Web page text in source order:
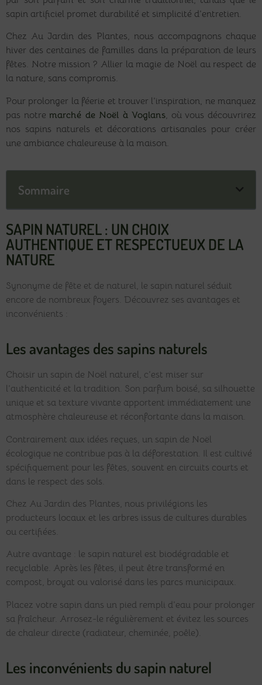
sapin artificiel promet durabilité et simplicité d’entretien.
Chez Au Jardin des Plantes, nous accompagnons chaque
hiver des centaines de familles dans la préparation de leurs
fêtes. Notre mission ? Allier la magie de Noël au respect de
la nature, sans compromis.
Pour prolonger la féerie et trouver l’inspiration, ne manquez
pas notre marché de Noël à Voglans, où vous découvrirez
nos sapins naturels et décorations artisanales pour créer
une ambiance chaleureuse à la maison.
Sommaire
SAPIN NATUREL : UN CHOIX
AUTHENTIQUE ET RESPECTUEUX DE LA
NATURE
Synonyme de fête et de naturel, le sapin naturel séduit
encore de nombreux foyers. Découvrez ses avantages et
inconvénients :
Les avantages des sapins naturels
Choisir un sapin de Noël naturel, c’est miser sur
l’authenticité et la tradition. Son parfum boisé, sa silhouette
unique et sa texture vivante apportent immédiatement une
atmosphère chaleureuse et réconfortante dans la maison.
Contrairement aux idées reçues, un sapin de Noël
écologique ne contribue pas à la déforestation. Il est cultivé
spécifiquement pour les fêtes, souvent en circuits courts et
dans le respect des sols.
Chez Au Jardin des Plantes, nous privilégions les
producteurs locaux et les arbres issus de cultures durables
ou certifiées.
Autre avantage : le sapin naturel est biodégradable et
recyclable. Après les fêtes, il peut être transformé en
compost, broyat ou valorisé dans les parcs municipaux.
Placez votre sapin dans un pied rempli d’eau pour prolonger
sa fraîcheur. Arrosez-le régulièrement et évitez les sources
de chaleur directe (radiateur, cheminée, poêle).
Les inconvénients du sapin naturel